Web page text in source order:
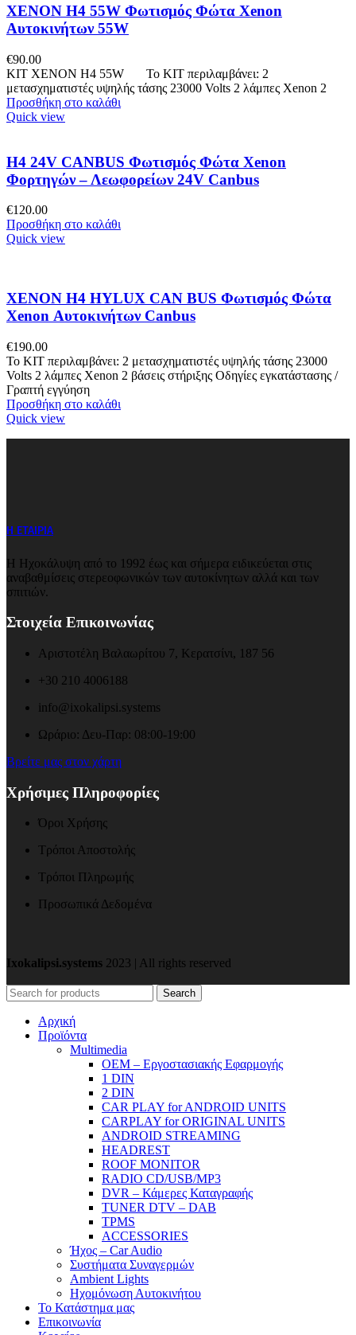
XENON H4 55W Φωτισμός Φώτα Xenon
Αυτοκινήτων 55W
€90.00
KIT XENON H4 55W Το ΚΙΤ περιλαμβάνει: 2
μετασχηματιστές υψηλής τάσης 23000 Volts 2 λάμπες Xenon 2
Προσθήκη στο καλάθι
Quick view
H4 24V CANBUS Φωτισμός Φώτα Xenon
Φορτηγών – Λεωφορείων 24V Canbus
€120.00
Προσθήκη στο καλάθι
Quick view
XENON H4 HYLUX CAN BUS Φωτισμός Φώτα
Xenon Αυτοκινήτων Canbus
€190.00
Το ΚΙΤ περιλαμβάνει: 2 μετασχηματιστές υψηλής τάσης 23000
Volts 2 λάμπες Xenon 2 βάσεις στήριξης Οδηγίες εγκατάστασης /
Γραπτή εγγύηση
Προσθήκη στο καλάθι
Quick view
Η ΕΤΑΙΡΙΑ
Η Ηχοκάλυψη από το 1992 έως και σήμερα ειδικεύεται στις
αναβαθμίσεις στερεοφωνικών των αυτοκίνητων αλλά και των
σπιτιών.
Στοιχεία Επικοινωνίας
Αριστοτέλη Βαλαωρίτου 7, Κερατσίνι, 187 56
+30 210 4006188
info@ixokalipsi.systems
Ωράριο: Δευ-Παρ: 08:00-19:00
Βρείτε μας στον χάρτη
Χρήσιμες Πληροφορίες
Όροι Χρήσης
Τρόποι Αποστολής
Τρόποι Πληρωμής
Προσωπικά Δεδομένα
Ixokalipsi.systems 2023 | All rights reserved
Search
Αρχική
Προϊόντα
Μultimedia
OEM – Εργοστασιακής Εφαρμογής
1 DIN
2 DIN
CAR PLAY for ANDROID UNITS
CARPLAY for ORIGINAL UNITS
ANDROID STREAMING
HEADREST
ROOF MONITOR
RADIO CD/USB/MP3
DVR – Κάμερες Καταγραφής
TUNER DTV – DAB
TPMS
ACCESSORIES
Ήχος – Car Audio
Συστήματα Συναγερμών
Ambient Lights
Hχομόνωση Αυτοκινήτου
Το Κατάστημα μας
Επικοινωνία